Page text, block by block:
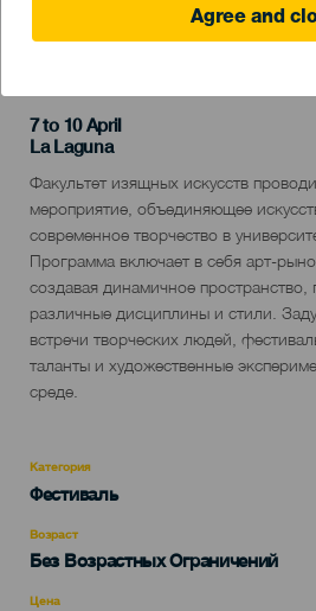
Agree and
7 to 10 April
Localidad
La Laguna
Descripción
del
evento
Факультет изящных искусств
мероприятие, объединяющее
современное творчество в
Программа включает в себя арт-
создавая динамичное пространство,
различные дисциплины и стили.
встречи творческих людей,
таланты и художественные
среде.
Категория
Categoría
evento
Фестиваль
Возраст
Edad
Recomendada
Без Возрастных Ограничений
Цена